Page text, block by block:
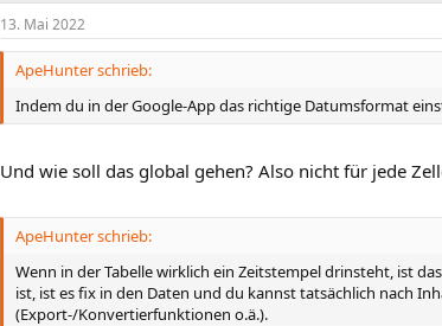
13. Mai 2022
ApeHunter schrieb:
Indem du in der Google-App das richtige Datumsformat
Und wie soll das global gehen? Also nicht für jede
ApeHunter schrieb:
Wenn in der Tabelle wirklich ein Zeitstempel drinsteht, ist
ist, ist es fix in den Daten und du kannst tatsächlich nach
(Export-/Konvertierfunktionen o.ä.).